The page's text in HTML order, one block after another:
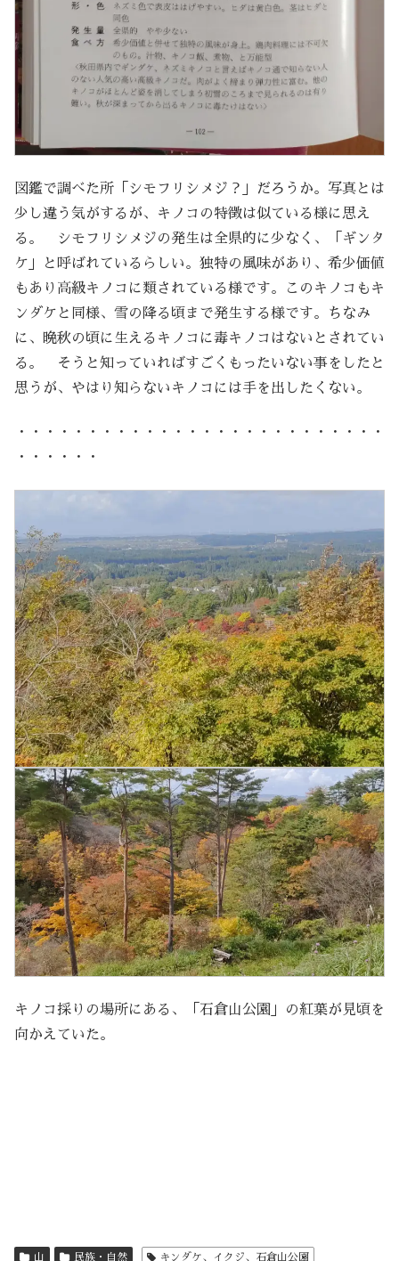
図鑑で調べた所「シモフリシメジ？」だろうか。写真とは
少し違う気がするが、キノコの特徴は似ている様に思え
る。 シモフリシメジの発生は全県的に少なく、「ギンタ
ケ」と呼ばれているらしい。独特の風味があり、希少価値
もあり高級キノコに類されている様です。このキノコもキ
ンダケと同様、雪の降る頃まで発生する様です。ちなみ
に、晩秋の頃に生えるキノコに毒キノコはないとされてい
る。 そうと知っていればすごくもったいない事をしたと
思うが、やはり知らないキノコには手を出したくない。
・・・・・・・・・・・・・・・・・・・・・・・・・・
・・・・・・
キノコ採りの場所にある、「石倉山公園」の紅葉が見頃を
向かえていた。
山 民族・自然 キンダケ、イクジ、石倉山公園